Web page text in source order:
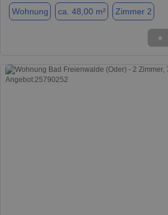
Wohnung ca. 48,00 m² Zimmer 2
★